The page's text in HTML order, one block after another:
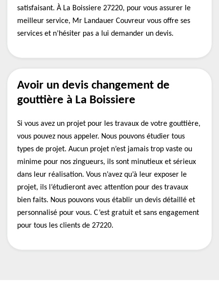
satisfaisant. À La Boissiere 27220, pour vous assurer le
meilleur service, Mr Landauer Couvreur vous offre ses
services et n’hésiter pas a lui demander un devis.
Avoir un devis changement de
gouttière à La Boissiere
Si vous avez un projet pour les travaux de votre gouttière,
vous pouvez nous appeler. Nous pouvons étudier tous
types de projet. Aucun projet n’est jamais trop vaste ou
minime pour nos zingueurs, ils sont minutieux et sérieux
dans leur réalisation. Vous n’avez qu’à leur exposer le
projet, ils l’étudieront avec attention pour des travaux
bien faits. Nous pouvons vous établir un devis détaillé et
personnalisé pour vous. C’est gratuit et sans engagement
pour tous les clients de 27220.